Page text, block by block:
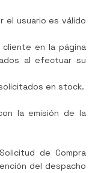
el usuario es válido
en la página
al efectuar su
en stock.
la emisión de la
de Compra
del despacho